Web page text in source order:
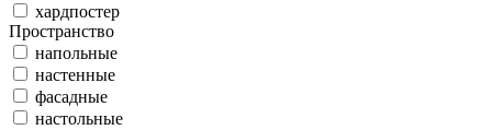
хардпостер
Пространство
напольные
настенные
фасадные
настольные